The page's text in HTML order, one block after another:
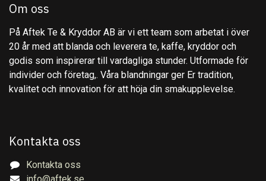
Om oss
På Aftek Te & Kryddor AB är vi ett team som arbetat i över
20 år med att blanda och leverera te, kaffe, kryddor och
godis som inspirerar till vardagliga stunder. Utformade för
individer och företag,. Våra blandningar ger Er tradition,
kvalitet och innovation för att höja din smakupplevelse.
Kontakta oss
Kontakta oss